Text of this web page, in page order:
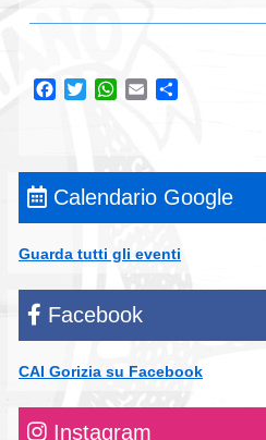
Facebook
TwitterWhatsApp
Email
Calendario Google
Guarda tutti gli eventi
Facebook
CAI Gorizia su Facebook
Instagram